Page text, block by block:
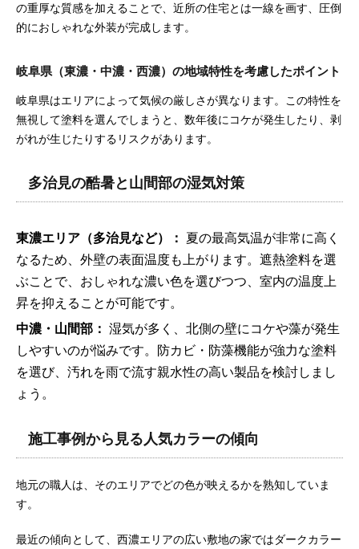
の重厚な質感を加えることで、近所の住宅とは一線を画す、圧倒
的におしゃれな外装が完成します。
岐阜県（東濃・中濃・西濃）の地域特性を考慮したポイント
岐阜県はエリアによって気候の厳しさが異なります。この特性を
無視して塗料を選んでしまうと、数年後にコケが発生したり、剥
がれが生じたりするリスクがあります。
多治見の酷暑と山間部の湿気対策
東濃エリア（多治見など）： 夏の最高気温が非常に高く
なるため、外壁の表面温度も上がります。遮熱塗料を選
ぶことで、おしゃれな濃い色を選びつつ、室内の温度上
昇を抑えることが可能です。
中濃・山間部： 湿気が多く、北側の壁にコケや藻が発生
しやすいのが悩みです。防カビ・防藻機能が強力な塗料
を選び、汚れを雨で流す親水性の高い製品を検討しまし
ょう。
施工事例から見る人気カラーの傾向
地元の職人は、そのエリアでどの色が映えるかを熟知していま
す。
最近の傾向として、西濃エリアの広い敷地の家ではダークカラー